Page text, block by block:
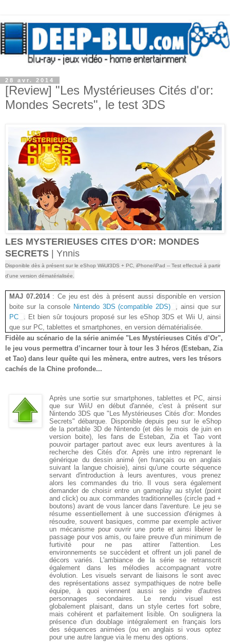
28 avr. 2014
[Review] "Les Mystérieuses Cités d'or:
Mondes Secrets", le test 3DS
LES MYSTERIEUSES CITES D'OR: MONDES
SECRETS | Ynnis
Disponible dès à présent sur le eShop WiiU/3DS + PC, iPhone/iPad -- Test effectué à partir
d'une version dématérialisée
MAJ 07.2014: Ce jeu est dès à présent aussi disponible en version
boite sur la console Nintendo 3DS (compatible 2DS)
, ainsi que sur
PC
. Et bien sûr toujours proposé sur les eShop 3DS et Wii U, ainsi
que sur PC, tablettes et smartphones, en version dématérialisée.
Fidèle au scénario de la série animée "Les Mystérieuses Cités d’Or",
le jeu vous permettra d’incarner tour à tour les 3 héros (Esteban, Zia
et Tao) dans leur quête qui les mènera, entre autres, vers les trésors
cachés de la Chine profonde...
Après une sortie sur smartphones, tablettes et PC, ainsi
que sur WiiU en début d'année, c'est à présent sur
Nintendo 3DS que "Les Mystérieuses Cités d'or: Mondes
Secrets" débarque. Disponible depuis peu sur le eShop
de la portable 3D de Nintendo (et dès le mois de juin en
version boite), les fans de Esteban, Zia et Tao vont
pouvoir partager partout avec eux leurs aventures à la
recherche des Cités d'or. Après une intro reprenant le
générique du dessin animé (en français ou en anglais
suivant la langue choisie), ainsi qu'une courte séquence
servant d'introduction à leurs aventures, vous prenez
alors les commandes du trio. Il vous sera également
demander de choisir entre un gameplay au stylet (point
and click) ou aux commandes traditionnelles (circle pad +
boutons) avant de vous lancer dans l'aventure. Le jeu se
résume essentiellement à une succession d'énigmes à
résoudre, souvent basiques, comme par exemple activer
un mécanisme pour ouvrir une porte et ainsi libérer le
passage pour vos amis, ou faire preuve d'un minimum de
furtivité pour ne pas attirer l'attention. Les
environnements se succèdent et offrent un joli panel de
décors variés. L'ambiance de la série se retranscrit
également dans les mélodies accompagnant votre
évolution. Les visuels servant de liaisons le sont avec
des représentations assez sympathiques de notre belle
équipe, à quoi viennent aussi se joindre d'autres
personnages secondaires. Le rendu visuel est
globalement plaisant, dans un style certes fort sobre,
mais cohérent et parfaitement lisible. On soulignera la
présence d'un doublage intégralement en français lors
des séquences animées (ou en anglais si vous optez
pour une autre langue via le menu des options.